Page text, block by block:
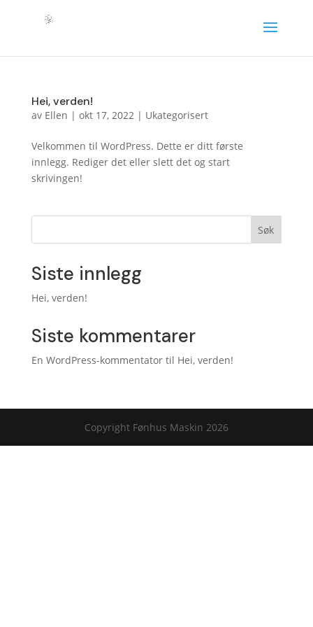
Hei, verden!
av Ellen | okt 17, 2022| Ukategorisert
Velkommen til WordPress. Dette er ditt første
innlegg. Rediger det eller slett det og start
skrivingen!
Søk
Siste innlegg
Hei, verden!
Siste kommentarer
En WordPress-kommentatortil Hei, verden!
Copyright Fønhus Maskin 2026